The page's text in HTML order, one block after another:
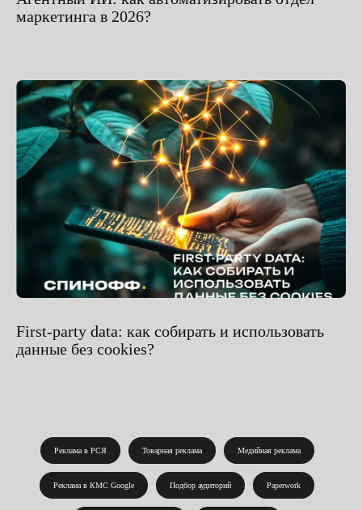
маркетинга в 2026?
First-party data: как собирать и использовать
данные без cookies?
Реклама в РСЯ Товарная реклама Медийная реклама
Реклама в КМС Google Подбор аудиторий Paperwork